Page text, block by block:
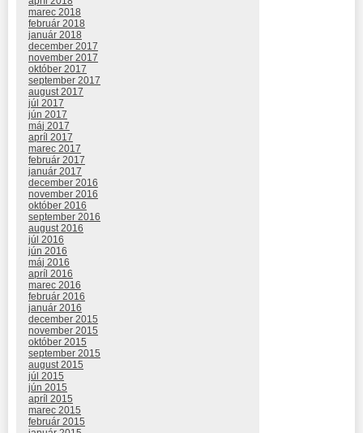
marec 2018
február 2018
január 2018
december 2017
november 2017
október 2017
september 2017
august 2017
júl 2017
jún 2017
máj 2017
apríl 2017
marec 2017
február 2017
január 2017
december 2016
november 2016
október 2016
september 2016
august 2016
júl 2016
jún 2016
máj 2016
apríl 2016
marec 2016
február 2016
január 2016
december 2015
november 2015
október 2015
september 2015
august 2015
júl 2015
jún 2015
apríl 2015
marec 2015
február 2015